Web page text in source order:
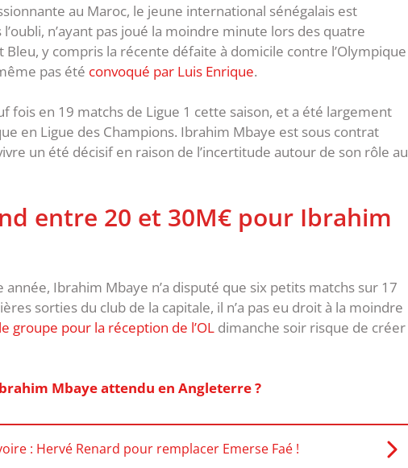
au Maroc, le jeune international sénégalais est
n’ayant pas joué la moindre minute lors des quatre
y compris la récente défaite à domicile contre l’Olympique
pas été convoqué par Luis Enrique.
fois en 19 matchs de Ligue 1 cette saison, et a été largement
en Ligue des Champions. Ibrahim Mbaye est sous contrat
un été décisif en raison de l’incertitude autour de son rôle au
entre 20 et 30M€ pour Ibrahim
Ibrahim Mbaye n’a disputé que six petits matchs sur 17
sorties du club de la capitale, il n’a pas eu droit à la moindre
groupe pour la réception de l’OL dimanche soir risque de créer
Mbaye attendu en Angleterre ?
: Hervé Renard pour remplacer Emerse Faé !